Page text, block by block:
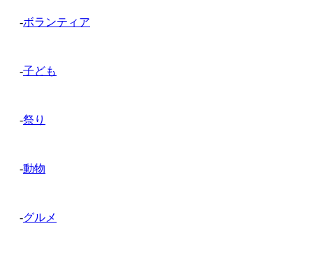
-ボランティア
-子ども
-祭り
-動物
-グルメ